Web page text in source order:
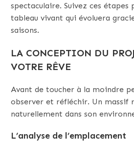
spectaculaire. Suivez ces étapes
tableau vivant qui évoluera
saisons.
LA CONCEPTION DU
VOTRE RÊVE
Avant de toucher à la moindre
observer et réfléchir. Un massif
naturellement dans son
L’analyse de l’emplacement